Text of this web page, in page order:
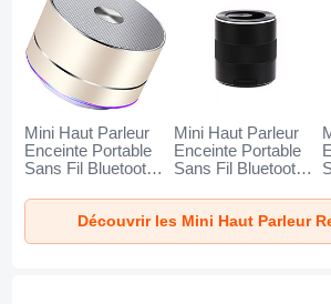
Mini Haut Parleur
Enceinte Portable
Sans Fil Bluetooth
pour Realme C30s
Mini Haut Parleur
Enceinte Portable
Sans Fil Bluetooth
pour Realme C30s
Noir
Découvrir les Mini Haut Parleur